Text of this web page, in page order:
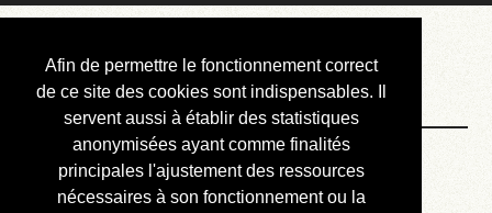
Afin de permettre le fonctionnement correct
de ce site des cookies sont indispensables. Il
servent aussi à établir des statistiques
anonymisées ayant comme finalités
principales l'ajustement des ressources
nécessaires à son fonctionnement ou la
Courbis, « LE »
Blog Officiel
Bienvenue
Réalisations